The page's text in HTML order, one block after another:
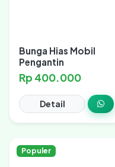
Bunga Hias Mobil
Pengantin
Rp 400.000
Detail
Populer